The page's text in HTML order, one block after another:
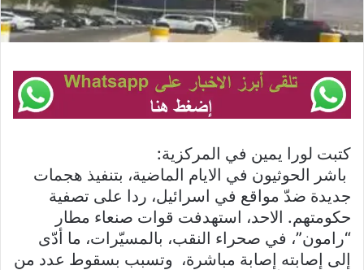
كتبت لورا يمين في المركزية:
باشر الحوثيون في الايام الماضية، بتنفيذ هجمات
جديدة ضدّ مواقع في اسرائيل، ردا على تصفية
حكومتهم. الاحد، استهدفت قوات صنعاء مطار
“رامون”، في صحراء النقب، بالمسيّرات، ما أدّى
إلى إصابته إصابة مباشرة، وتسبب بسقوط عدد من